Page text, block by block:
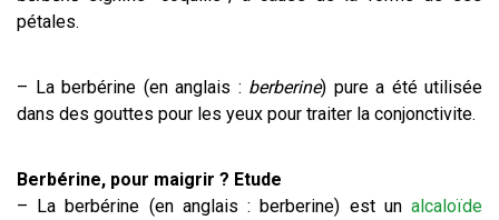
pétales.
– La berbérine (en anglais : berberine) pure a été utilisée
dans des gouttes pour les yeux pour traiter la conjonctivite.
Berbérine, pour maigrir ? Etude
– La berbérine (en anglais : berberine) est un alcaloïde